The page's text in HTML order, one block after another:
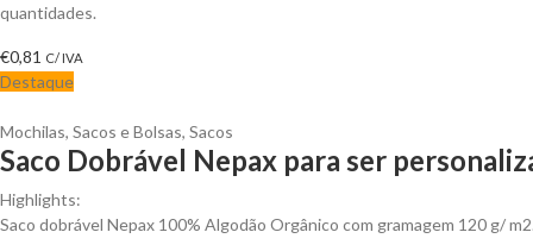
quantidades.
€0,81 C/ IVA
Destaque
Mochilas, Sacos e Bolsas, Sacos
Saco Dobrável Nepax para ser
Highlights:
Saco dobrável Nepax 100% Algodão Orgânico com gramagem 120 g/